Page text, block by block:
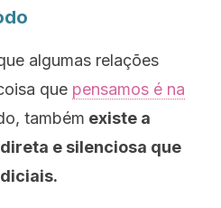
algumas relações
que pensamos é na
também existe a
e silenciosa que